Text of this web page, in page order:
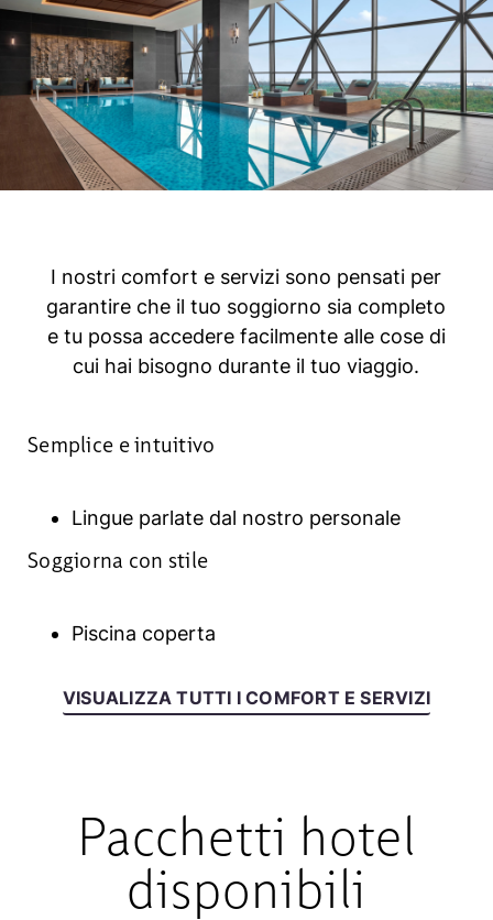
I nostri comfort e servizi sono pensati per
garantire che il tuo soggiorno sia completo
e tu possa accedere facilmente alle cose di
cui hai bisogno durante il tuo viaggio.
Semplice e intuitivo
Lingue parlate dal nostro personale
Soggiorna con stile
Piscina coperta
VISUALIZZA TUTTI I COMFORT E SERVIZI
Pacchetti hotel
disponibili